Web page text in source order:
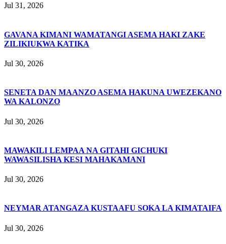
Jul 31, 2026
GAVANA KIMANI WAMATANGI ASEMA HAKI ZAKE
ZILIKIUKWA KATIKA
Jul 30, 2026
SENETA DAN MAANZO ASEMA HAKUNA UWEZEKANO
WA KALONZO
Jul 30, 2026
MAWAKILI LEMPAA NA GITAHI GICHUKI
WAWASILISHA KESI MAHAKAMANI
Jul 30, 2026
NEYMAR ATANGAZA KUSTAAFU SOKA LA KIMATAIFA
Jul 30, 2026